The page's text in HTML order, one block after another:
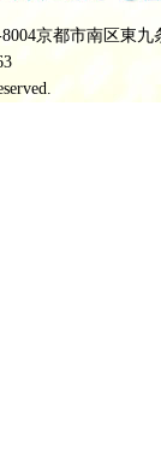
京都市南区東九